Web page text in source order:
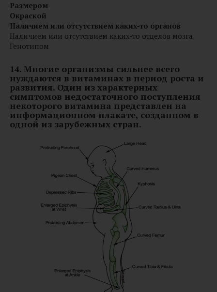
Размером
Окраской
Наличием или отсутствием каких‑то органов
Наличием или отсутствием каких‑то отделов мозга
Генотипом
14. Многие организмы сильнее всего
нуждаются в витаминах в период роста и
развития. Один из характерных
симптомов недостаточного поступления
некоторого витамина представлен на
информационном плакате, созданном в
одной из зарубежных стран.